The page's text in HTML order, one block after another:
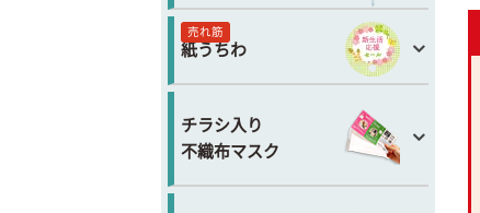
売れ筋
紙うちわ
チラシ入り
不織布マスク